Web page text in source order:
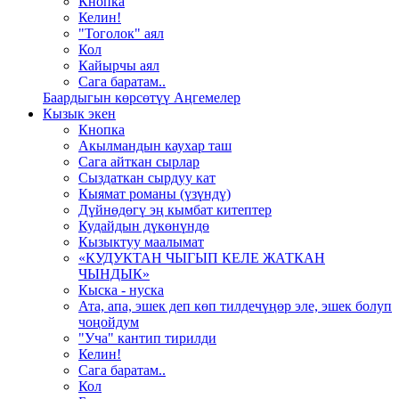
Келин!
"Тоголок" аял
Кол
Кайырчы аял
Сага баратам..
Баардыгын көрсөтүү Аңгемелер
Кызык экен
Кнопка
Акылмандын каухар таш
Сага айткан сырлар
Сыздаткан сырдуу кат
Кыямат романы (үзүндү)
Дүйнөдөгү эң кымбат китептер
Кудайдын дүкөнүндө
Кызыктуу маалымат
«КУДУКТАН ЧЫГЫП КЕЛЕ ЖАТКАН
ЧЫНДЫК»
Кыска - нуска
Ата, апа, эшек деп көп тилдечүңөр эле, эшек болуп
чоңойдум
"Уча" кантип тирилди
Келин!
Сага баратам..
Кол